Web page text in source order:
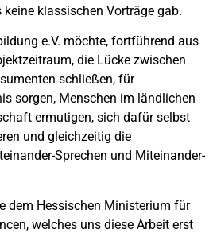
klassischen Vorträge gab.
e.V. möchte, fortführend aus
die Lücke zwischen
schließen, für
sorgen, Menschen im ländlichen
ermutigen, sich dafür selbst
und gleichzeitig die
Sprechen und Miteinander-
dem Hessischen Ministerium für
, welches uns diese Arbeit erst